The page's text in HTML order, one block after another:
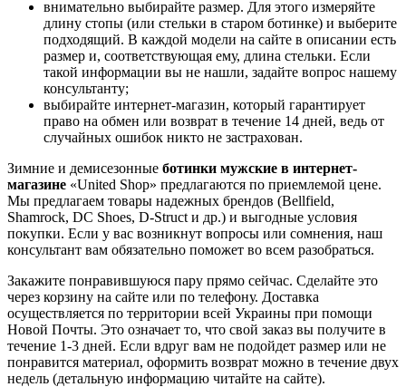
внимательно выбирайте размер. Для этого измеряйте
длину стопы (или стельки в старом ботинке) и выберите
подходящий. В каждой модели на сайте в описании есть
размер и, соответствующая ему, длина стельки. Если
такой информации вы не нашли, задайте вопрос нашему
консультанту;
выбирайте интернет-магазин, который гарантирует
право на обмен или возврат в течение 14 дней, ведь от
случайных ошибок никто не застрахован.
Зимние и демисезонные ботинки мужские в интернет-
магазине «United Shop» предлагаются по приемлемой цене.
Мы предлагаем товары надежных брендов (Bellfield,
Shamrock, DC Shoes, D-Struct и др.) и выгодные условия
покупки. Если у вас возникнут вопросы или сомнения, наш
консультант вам обязательно поможет во всем разобраться.
Закажите понравившуюся пару прямо сейчас. Сделайте это
через корзину на сайте или по телефону. Доставка
осуществляется по территории всей Украины при помощи
Новой Почты. Это означает то, что свой заказ вы получите в
течение 1-3 дней. Если вдруг вам не подойдет размер или не
понравится материал, оформить возврат можно в течение двух
недель (детальную информацию читайте на сайте).